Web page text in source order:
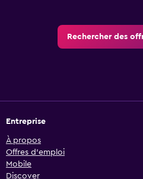
Rechercher des
Entreprise
À propos
Offres d’emploi
Mobile
Discover